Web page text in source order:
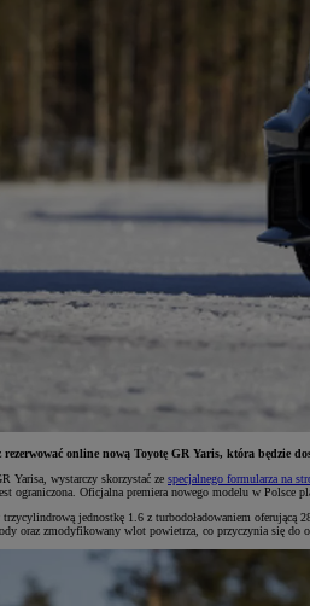
online nową Toyotę GR Yaris, która będzie
Yarisa, wystarczy skorzystać ze specjalnego formularza na
ograniczona. Oficjalna premiera nowego modelu w Polsce
jednostkę 1.6 z turbodoładowaniem
oraz zmodyfikowany wlot powietrza, co przyczynia się